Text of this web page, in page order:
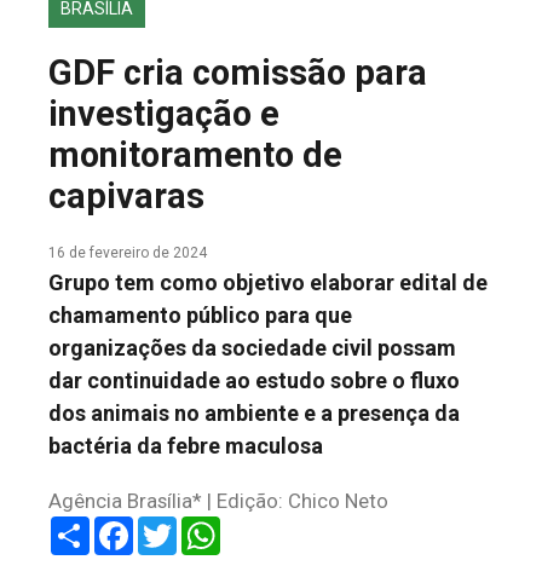
FALE CONOSCO
BRASÍLIA
GDF cria comissão para
investigação e
monitoramento de
capivaras
16 de fevereiro de 2024
Grupo tem como objetivo elaborar edital de
chamamento público para que
organizações da sociedade civil possam
dar continuidade ao estudo sobre o fluxo
dos animais no ambiente e a presença da
bactéria da febre maculosa
Agência Brasília* | Edição: Chico Neto
ShareFacebook
Twitter